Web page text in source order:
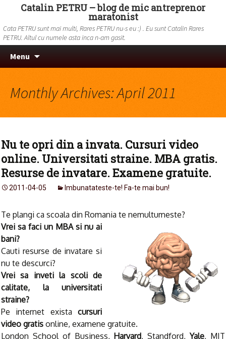
Catalin PETRU – blog de mic antreprenor
maratonist
Cata PETRU sunt mai multi, Rares PETRU nu-s eu :) . Eu sunt Catalin Rares
PETRU. Altul cu numele asta inca n-am gasit.
Menu
Monthly Archives: April 2011
Nu te opri din a invata. Cursuri video
online. Universitati straine. MBA gratis.
Resurse de invatare. Examene gratuite.
2011-04-05 Imbunatateste-te! Fa-te mai bun!
Te plangi ca scoala din Romania te nemultumeste?
Vrei sa faci un MBA si nu ai
bani?
Cauti resurse de invatare si
nu te descurci?
Vrei sa inveti la scoli de
calitate, la universitati
straine?
Pe internet exista cursuri
video gratis online, examene gratuite.
London School of Business, Harvard, Standford,Yale, MIT